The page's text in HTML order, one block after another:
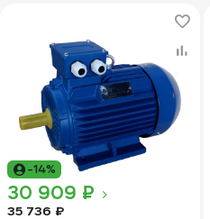
-14%
30 909 ₽
35 736 ₽